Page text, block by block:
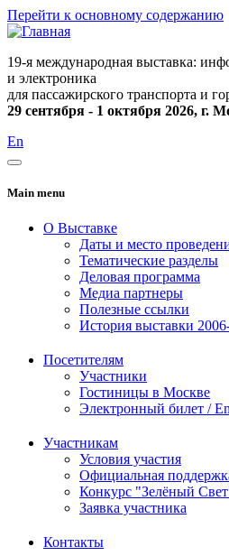
Перейти к основному содержанию
19-я международная выставка:
и электроника
для пассажирского транспорта и
29 сентября - 1 октября 2026, г.
En
Main menu
О Выставке
Даты и место
Тематические разделы
Деловая программа
Медиа партнеры
Полезные ссылки
История выставки
Посетителям
Участники
Гостиницы в Москве
Электронный билет /
Участникам
Условия участия
Официальная
Конкурс "Зелёный
Заявка участника
Контакты